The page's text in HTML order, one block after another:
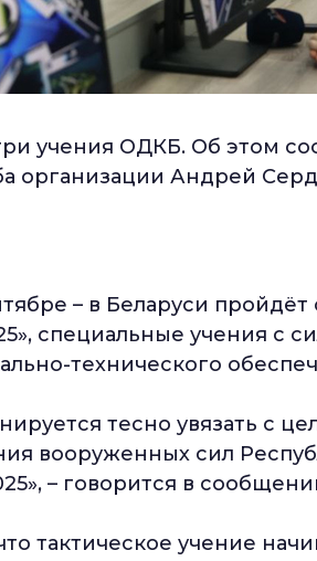
учения ОДКБ. Об этом
организации Андрей
– в Беларуси
специальные учения с
технического
тесно увязать с
вооруженных сил
– говорится в
тактическое учение